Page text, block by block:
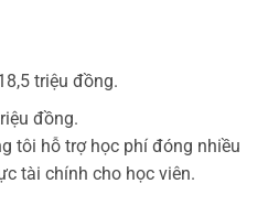
triệu đồng.
đồng.
tôi hỗ trợ học phí đóng nhiều
tài chính cho học viên.